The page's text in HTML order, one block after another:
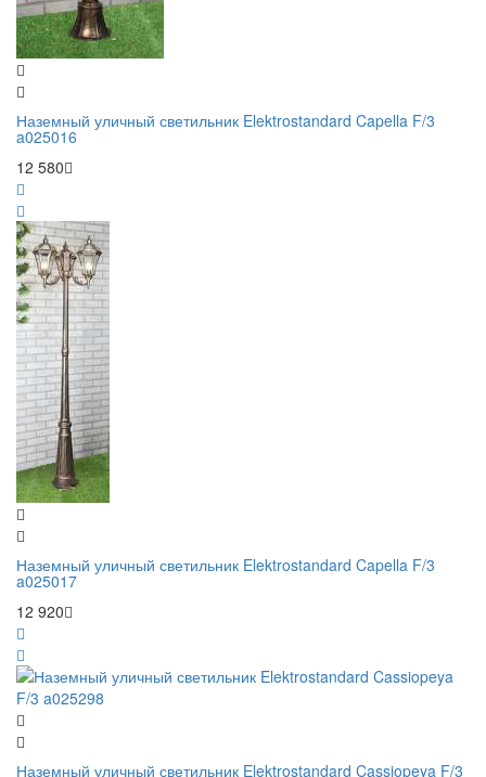
Наземный уличный светильник Elektrostandard Capella F/3
a025016
12 580
Наземный уличный светильник Elektrostandard Capella F/3
a025017
12 920
Наземный уличный светильник Elektrostandard Cassiopeya F/3